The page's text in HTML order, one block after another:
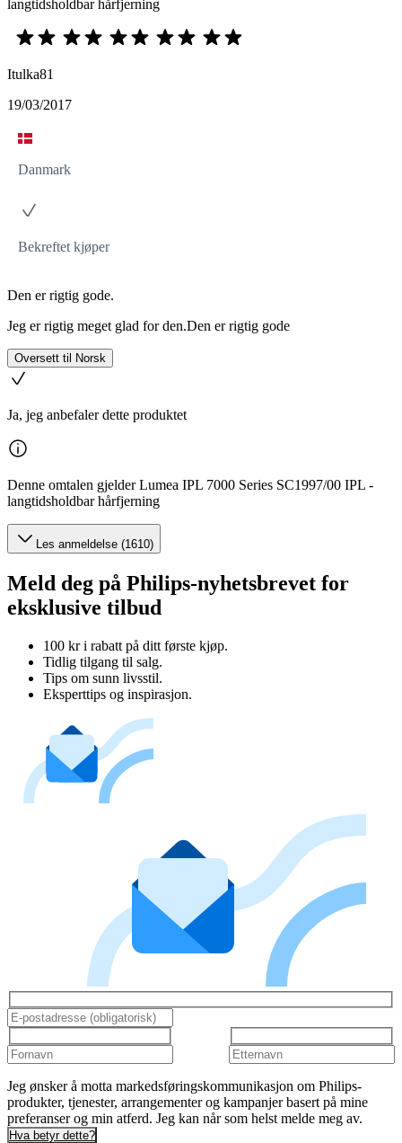
langtidsholdbar hårfjerning
Itulka81
19/03/2017
Danmark
Bekreftet kjøper
Den er rigtig gode.
Jeg er rigtig meget glad for den.Den er rigtig gode
Oversett til Norsk
Ja, jeg anbefaler dette produktet
Denne omtalen gjelder Lumea IPL 7000 Series SC1997/00 IPL -
langtidsholdbar hårfjerning
Les anmeldelse (1610)
Meld deg på Philips-nyhetsbrevet for
eksklusive tilbud
100 kr i rabatt på ditt første kjøp.
Tidlig tilgang til salg.
Tips om sunn livsstil.
Eksperttips og inspirasjon.
Jeg ønsker å motta markedsføringskommunikasjon om Philips-
produkter, tjenester, arrangementer og kampanjer basert på mine
preferanser og min atferd. Jeg kan når som helst melde meg av.
Hva betyr dette?